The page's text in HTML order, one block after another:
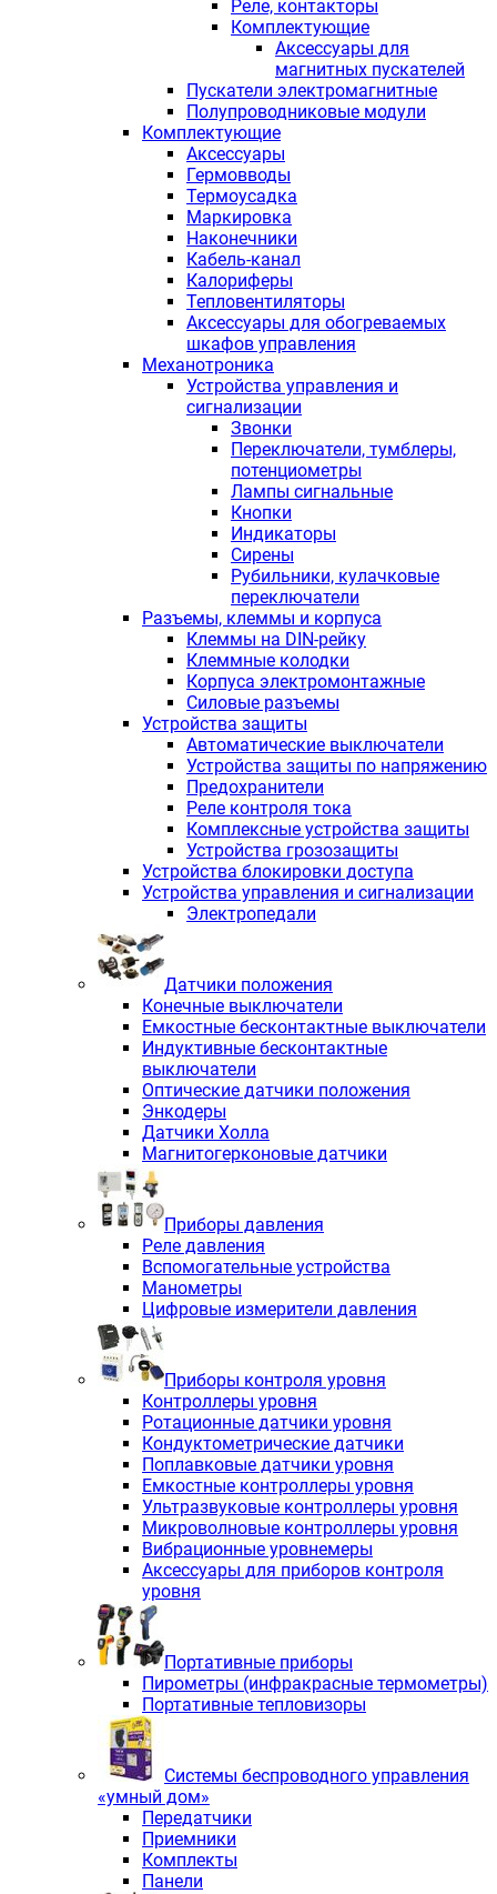
Реле, контакторы
Комплектующие
Аксессуары для
магнитных пускателей
Пускатели электромагнитные
Полупроводниковые модули
Комплектующие
Аксессуары
Гермовводы
Термоусадка
Маркировка
Наконечники
Кабель-канал
Калориферы
Тепловентиляторы
Аксессуары для обогреваемых
шкафов управления
Механотроника
Устройства управления и
сигнализации
Звонки
Переключатели, тумблеры,
потенциометры
Лампы сигнальные
Кнопки
Индикаторы
Сирены
Рубильники, кулачковые
переключатели
Разъемы, клеммы и корпуса
Клеммы на DIN-рейку
Клеммные колодки
Корпуса электромонтажные
Силовые разъемы
Устройства защиты
Автоматические выключатели
Устройства защиты по напряжению
Предохранители
Реле контроля тока
Комплексные устройства защиты
Устройства грозозащиты
Устройства блокировки доступа
Устройства управления и сигнализации
Электропедали
Датчики положения
Конечные выключатели
Емкостные бесконтактные выключатели
Индуктивные бесконтактные
выключатели
Оптические датчики положения
Энкодеры
Датчики Холла
Магнитогерконовые датчики
Приборы давления
Реле давления
Вспомогательные устройства
Манометры
Цифровые измерители давления
Приборы контроля уровня
Контроллеры уровня
Ротационные датчики уровня
Кондуктометрические датчики
Поплавковые датчики уровня
Емкостные контроллеры уровня
Ультразвуковые контроллеры уровня
Микроволновые контроллеры уровня
Вибрационные уровнемеры
Аксессуары для приборов контроля
уровня
Портативные приборы
Пирометры (инфракрасные термометры)
Портативные тепловизоры
Системы беспроводного управления
«умный дом»
Передатчики
Приемники
Комплекты
Панели